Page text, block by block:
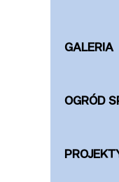
GALERIA
OGRÓD